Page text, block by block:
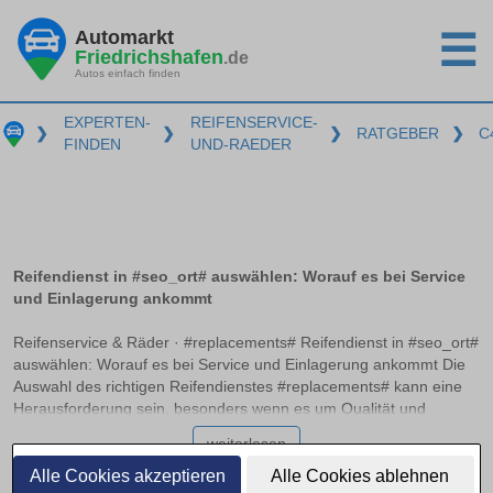
Alle Cookies akzeptieren Alle Cookies ablehnen
Automarkt
Friedrichshafen.de
Autos einfach finden ☰
❯
EXPERTEN-
FINDEN
❯
REIFENSERVICE-
UND-RAEDER
❯ RATGEBER ❯
Reifendienst in #seo_ort# auswählen: Worauf es bei Service
und Einlagerung ankommt
Reifenservice & Räder · #replacements# Reifendienst in #seo_ort#
auswählen: Worauf es bei Service und Einlagerung ankommt Die
Auswahl des richtigen Reifendienstes #replacements# kann eine
Herausforderung sein, besonders wenn es um Qualität und
Zuverlässigkeit geht. Ein professioneller Service sollte nicht nur
beim Auswuchten und Montieren der Reifen Expertise bieten,
sondern auch optimale Bedingungen zur Einlagerung bereitstellen.
weiterlesen